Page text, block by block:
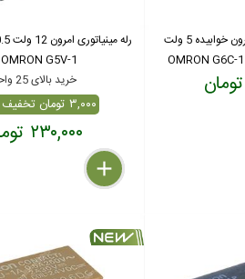
رله شیشه ای مینیاتوری امرون خوابیده 5 ولت
OMRON G5V-1
خرید بالای 25 واحد
۳,۰۰۰ تومان تخفیف ( %۱)
۲۳۰,۰۰۰ تومان
delete
remove
add